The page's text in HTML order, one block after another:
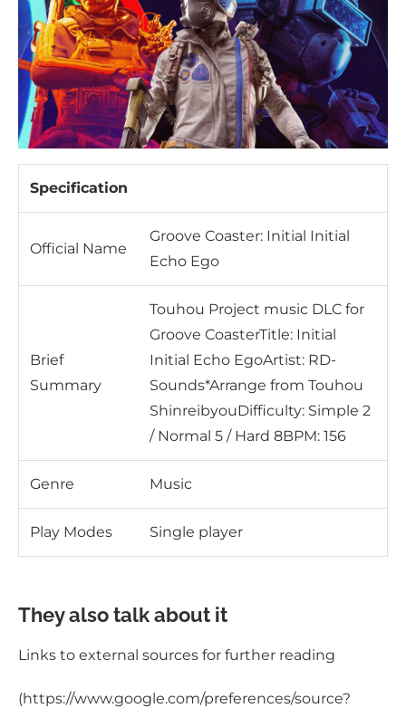
Specification
Official Name
Groove Coaster: Initial Initial
Echo Ego
Brief
Summary
Touhou Project music DLC for
Groove CoasterTitle: Initial
Initial Echo EgoArtist: RD-
Sounds*Arrange from Touhou
ShinreibyouDifficulty: Simple 2
/ Normal 5 / Hard 8BPM: 156
Genre Music
Play Modes Single player
They also talk about it
Links to external sources for further reading
(https://www.google.com/preferences/source?